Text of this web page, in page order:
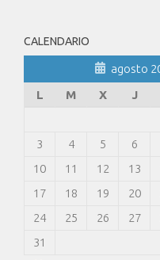
CALENDARIO
agosto
L
M X J
3
4 5 6
10
11 12 13
17
18 19 20
24
25 26 27
31